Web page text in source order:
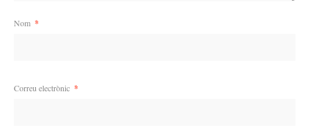
Nom *
Correu electrònic *